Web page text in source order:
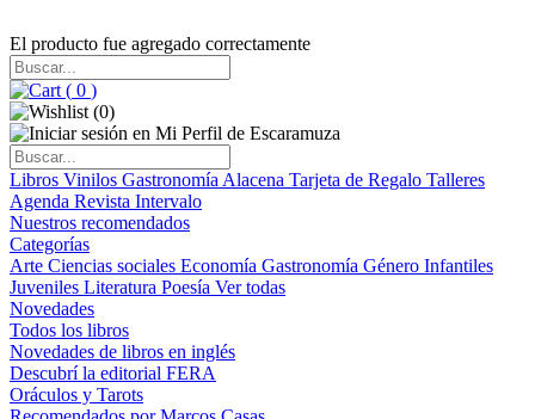
El producto fue agregado correctamente
( 0 )
(0)
Libros Vinilos Gastronomía Alacena Tarjeta de Regalo Talleres
Agenda Revista Intervalo
Nuestros recomendados
Categorías
Arte Ciencias sociales Economía Gastronomía Género Infantiles
Juveniles Literatura Poesía Ver todas
Novedades
Todos los libros
Novedades de libros en inglés
Descubrí la editorial FERA
Oráculos y Tarots